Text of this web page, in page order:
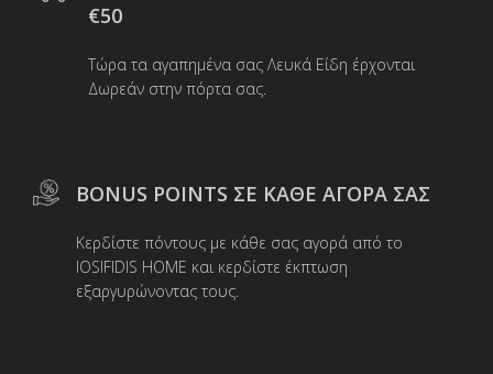
σελίδα
του
€50
Τώρα τα αγαπημένα σας Λευκά Είδη έρχονται
Δωρεάν στην πόρτα σας.
BONUS POINTS ΣΕ ΚΑΘΕ ΑΓΟΡΑ ΣΑΣ
Κερδίστε πόντους με κάθε σας αγορά από το
IOSIFIDIS HOME και κερδίστε έκπτωση
εξαργυρώνοντας τους.